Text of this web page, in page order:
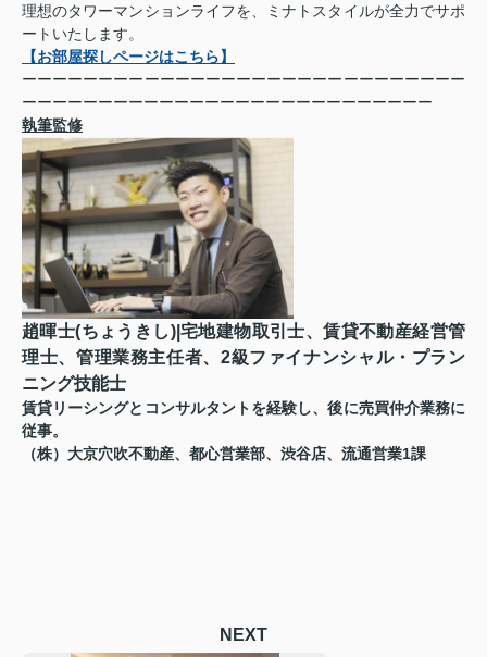
理想のタワーマンションライフを、ミナトスタイルが全力でサポ
ートいたします。
【お部屋探しページはこちら】
ーーーーーーーーーーーーーーーーーーーーーーーーーーーーー
ーーーーーーーーーーーーーーーーーーーーーーーーーーー
執筆監修
趙暉士(ちょうきし)|宅地建物取引士、賃貸不動産経営管
理士、管理業務主任者、2級ファイナンシャル・プラン
ニング技能士
賃貸リーシングとコンサルタントを経験し、後に売買仲介業務に
従事。
（株）大京穴吹不動産、都心営業部、渋谷店、流通営業1課
NEXT